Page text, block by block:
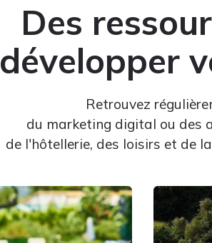
Des
développer
Retrouvez
du marketing digital ou des
de l'hôtellerie, des loisirs et de